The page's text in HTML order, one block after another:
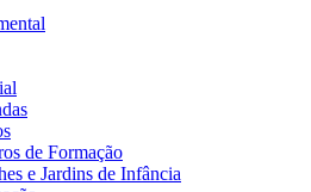
de Formação
e Jardins de Infância